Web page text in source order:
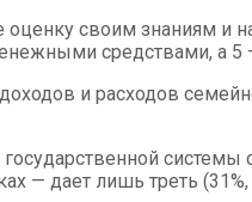
своим знаниям и
средствами, а
и расходов
— дает лишь треть